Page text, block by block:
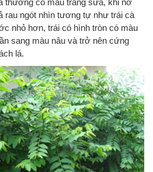
thường có màu trắng sữa, khi nở
rau ngót nhìn tương tự như trái cà
nhỏ hơn, trái có hình tròn có màu
sang màu nâu và trở nên cứng
lá.